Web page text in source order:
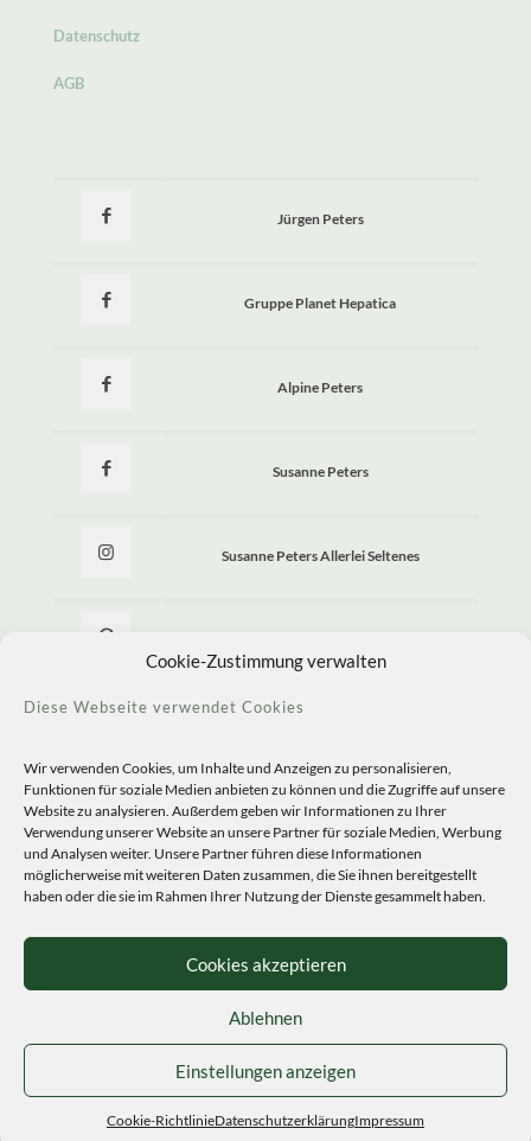
Cookie-Zustimmung verwalten
Diese Webseite verwendet Cookies
Wir verwenden Cookies, um Inhalte und Anzeigen zu personalisieren,
Funktionen für soziale Medien anbieten zu können und die Zugriffe auf unsere
Website zu analysieren. Außerdem geben wir Informationen zu Ihrer
Verwendung unserer Website an unsere Partner für soziale Medien, Werbung
und Analysen weiter. Unsere Partner führen diese Informationen
möglicherweise mit weiteren Daten zusammen, die Sie ihnen bereitgestellt
haben oder die sie im Rahmen Ihrer Nutzung der Dienste gesammelt haben.
Cookies akzeptieren
Ablehnen
Einstellungen anzeigen
Cookie-RichtlinieDatenschutzerklärungImpressum
Datenschutz
AGB
Jürgen Peters
Gruppe Planet Hepatica
Alpine Peters
Susanne Peters
Susanne Peters Allerlei Seltenes
© 2020 Staudengärtnerei Peters. All Rights Reserved.